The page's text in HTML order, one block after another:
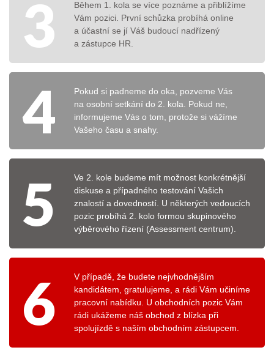
3
Během 1. kola se více poznáme a přiblížíme
Vám pozici. První schůzka probíhá online
a účastní se jí Váš budoucí nadřízený
a zástupce HR.
4
Pokud si padneme do oka, pozveme Vás
na osobní setkání do 2. kola. Pokud ne,
informujeme Vás o tom, protože si vážíme
Vašeho času a snahy.
5
Ve 2. kole budeme mít možnost konkrétnější
diskuse a případného testování Vašich
znalostí a dovedností. U některých vedoucích
pozic probíhá 2. kolo formou skupinového
výběrového řízení (Assessment centrum).
6
V případě, že budete nejvhodnějším
kandidátem, gratulujeme, a rádi Vám učiníme
pracovní nabídku. U obchodních pozic Vám
rádi ukážeme náš obchod z blízka při
spolujízdě s naším obchodním zástupcem.